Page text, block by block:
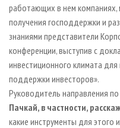
работающих в нем компаниях,
получения господдержки и
знаниями представители
конференции, выступив с
инвестиционного климата
поддержки инвесторов».
Руководитель направления
Пачкай, в частности,
какие инструменты для этого